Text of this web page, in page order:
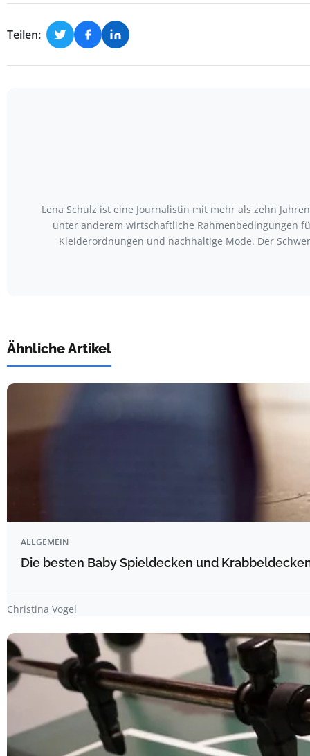
Teilen:
Lena Schulz ist eine Journalistin mit mehr als zehn
unter anderem wirtschaftliche Rahmenbedingungen
Kleiderordnungen und nachhaltige Mode. Der
Ähnliche Artikel
ALLGEMEIN
Die besten Baby Spieldecken und
Christina Vogel